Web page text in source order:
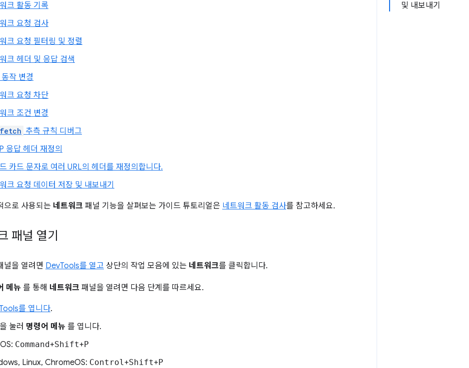
및 내보내기
크 활동 기록
크 요청 검사
크 요청 필터링 및 정렬
크 헤더 및 응답 검색
작 변경
크 요청 차단
크 조건 변경
추측 규칙 디버그
응답 헤더 재정의
카드 문자로 여러 URL의 헤더를 재정의합니다.
크 요청 데이터 저장 및 내보내기
으로 사용되는 네트워크 패널 기능을 살펴보는 가이드 튜토리얼은 네트워크 활동 검사를 참고하세요.
패널 열기
널을 열려면 DevTools를 열고 상단의 작업 모음에 있는 네트워크를 클릭합니다.
메뉴 를 통해 네트워크 패널을 열려면 다음 단계를 따르세요.
를 엽니다.
눌러 명령어 메뉴 를 엽니다.
Command+Shift+P
Linux, ChromeOS: Control+Shift+P